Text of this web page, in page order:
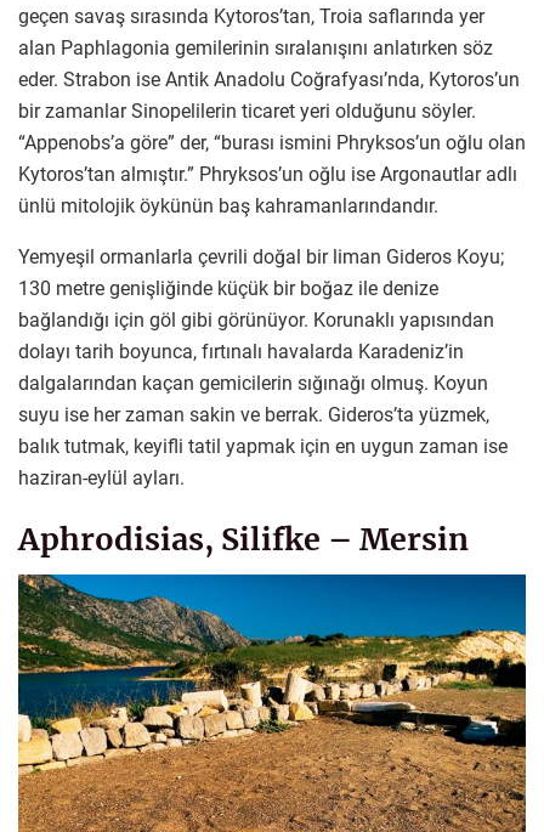
geçen savaş sırasında Kytoros’tan, Troia saflarında yer
alan Paphlagonia gemilerinin sıralanışını anlatırken söz
eder. Strabon ise Antik Anadolu Coğrafyası’nda, Kytoros’un
bir zamanlar Sinopelilerin ticaret yeri olduğunu söyler.
“Appenobs’a göre” der, “burası ismini Phryksos’un oğlu olan
Kytoros’tan almıştır.” Phryksos’un oğlu ise Argonautlar adlı
ünlü mitolojik öykünün baş kahramanlarındandır.
Yemyeşil ormanlarla çevrili doğal bir liman Gideros Koyu;
130 metre genişliğinde küçük bir boğaz ile denize
bağlandığı için göl gibi görünüyor. Korunaklı yapısından
dolayı tarih boyunca, fırtınalı havalarda Karadeniz’in
dalgalarından kaçan gemicilerin sığınağı olmuş. Koyun
suyu ise her zaman sakin ve berrak. Gideros’ta yüzmek,
balık tutmak, keyifli tatil yapmak için en uygun zaman ise
haziran-eylül ayları.
Aphrodisias, Silifke – Mersin